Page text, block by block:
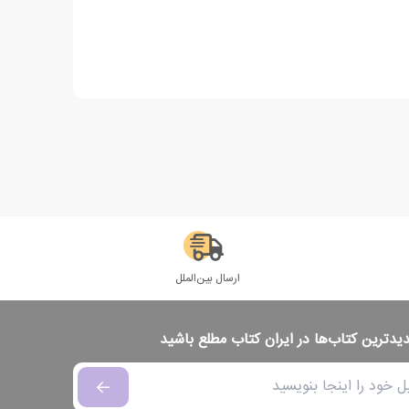
ارسال بین‌الملل
کتاب‌ها در ایران کتاب مطلع باشید